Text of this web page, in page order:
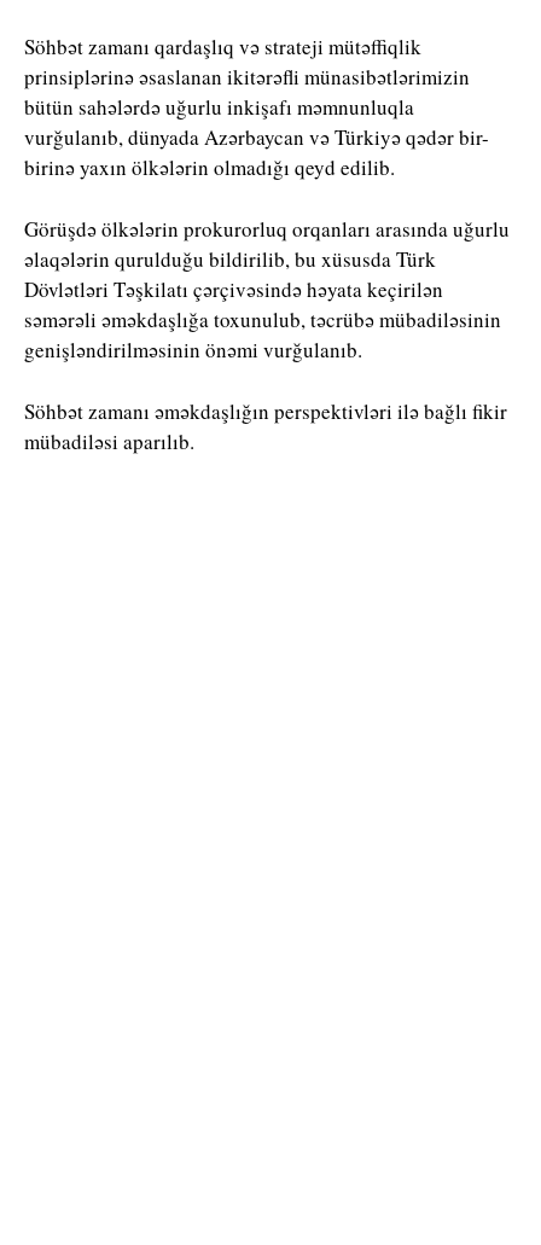
Söhbət zamanı qardaşlıq və strateji mütəffiqlik
prinsiplərinə əsaslanan ikitərəfli münasibətlərimizin
bütün sahələrdə uğurlu inkişafı məmnunluqla
vurğulanıb, dünyada Azərbaycan və Türkiyə qədər bir-
birinə yaxın ölkələrin olmadığı qeyd edilib.
Görüşdə ölkələrin prokurorluq orqanları arasında uğurlu
əlaqələrin qurulduğu bildirilib, bu xüsusda Türk
Dövlətləri Təşkilatı çərçivəsində həyata keçirilən
səmərəli əməkdaşlığa toxunulub, təcrübə mübadiləsinin
genişləndirilməsinin önəmi vurğulanıb.
Söhbət zamanı əməkdaşlığın perspektivləri ilə bağlı fikir
mübadiləsi aparılıb.